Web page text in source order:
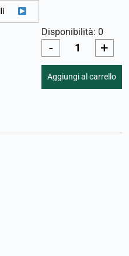
Disponibilità: 0
- +
Aggiungi al carrello